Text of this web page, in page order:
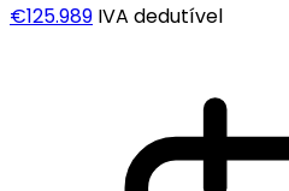
€125.989 IVA dedutível